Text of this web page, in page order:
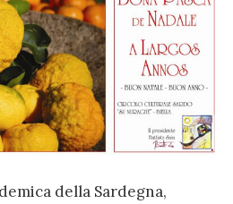
della Sardegna,